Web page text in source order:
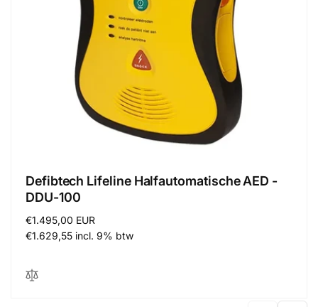
Defibtech Lifeline Halfautomatische AED -
DDU-100
Normale
prijs
€1.495,00 EUR
€1.629,55 incl. 9% btw